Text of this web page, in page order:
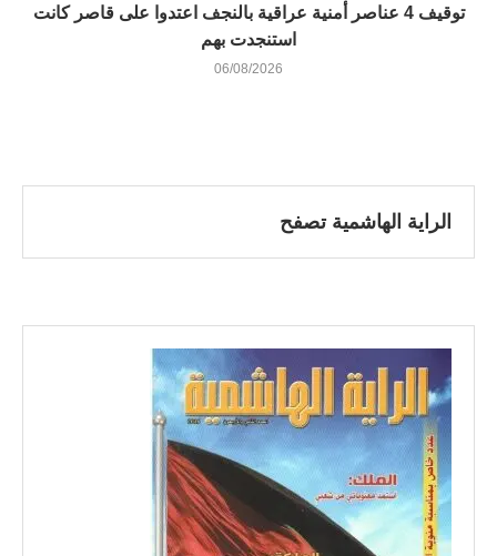
توقيف 4 عناصر أمنية عراقية بالنجف اعتدوا على قاصر كانت
استنجدت بهم
06/08/2026
الراية الهاشمية تصفح